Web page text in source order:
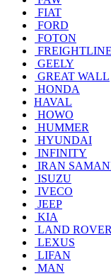
FIAT
FORD
FOTON
GEELY
GREAT WALL
HONDA
HAVAL
HOWO
HUMMER
HYUNDAI
INFINITY
IRAN
ISUZU
IVECO
JEEP
KIA
LAND ROVER
LEXUS
LIFAN
MAN